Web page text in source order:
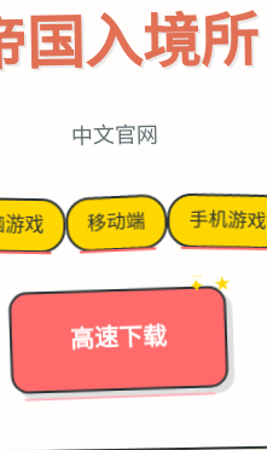
国入境所
中文官网
游戏 移动端 手机游戏
高速下载
→
✦ ★